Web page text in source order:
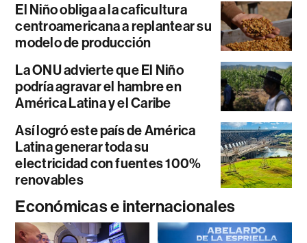
El Niño obliga a la caficultura
centroamericana a replantear su
modelo de producción
La ONU advierte que El Niño
podría agravar el hambre en
América Latina y el Caribe
Así logró este país de América
Latina generar toda su
electricidad con fuentes 100%
renovables
Económicas e internacionales